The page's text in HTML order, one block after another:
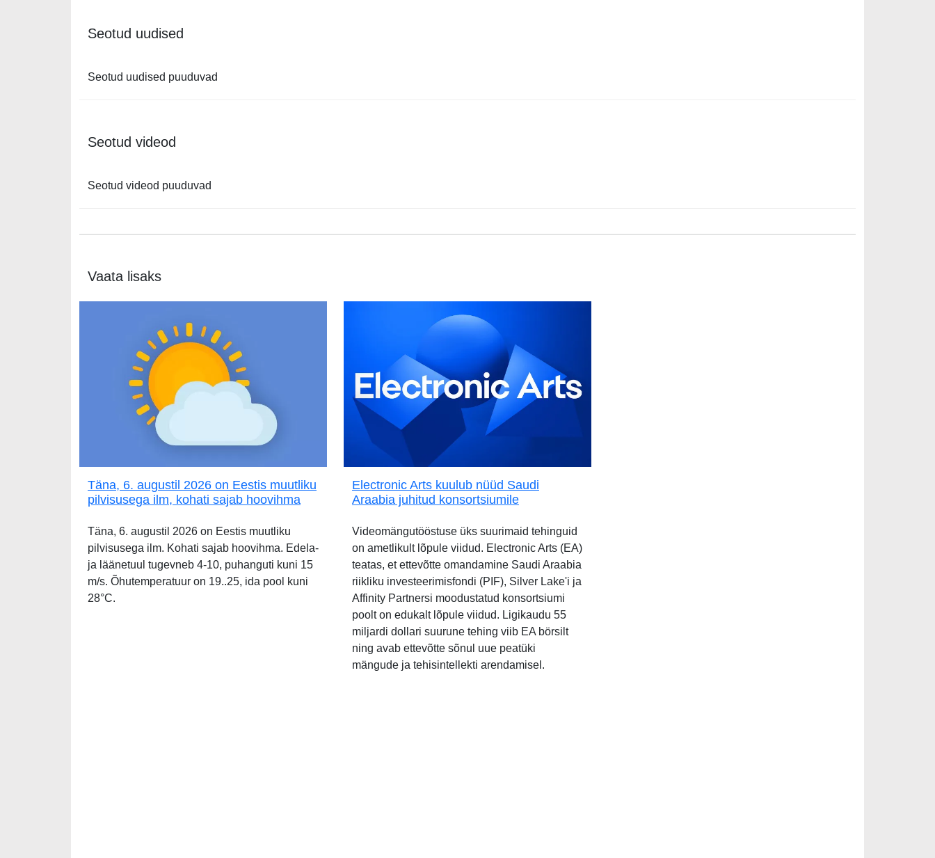
Seotud uudised
Seotud uudised puuduvad
Seotud videod
Seotud videod puuduvad
Vaata lisaks
Täna, 6. augustil 2026 on Eestis muutliku
pilvisusega ilm, kohati sajab hoovihma
Täna, 6. augustil 2026 on Eestis muutliku
pilvisusega ilm. Kohati sajab hoovihma. Edela-
ja läänetuul tugevneb 4-10, puhanguti kuni 15
m/s. Õhutemperatuur on 19..25, ida pool kuni
28°C.
Electronic Arts kuulub nüüd Saudi
Araabia juhitud konsortsiumile
Videomängutööstuse üks suurimaid tehinguid
on ametlikult lõpule viidud. Electronic Arts (EA)
teatas, et ettevõtte omandamine Saudi Araabia
riikliku investeerimisfondi (PIF), Silver Lake'i ja
Affinity Partnersi moodustatud konsortsiumi
poolt on edukalt lõpule viidud. Ligikaudu 55
miljardi dollari suurune tehing viib EA börsilt
ning avab ettevõtte sõnul uue peatüki
mängude ja tehisintellekti arendamisel.